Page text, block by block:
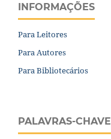
INFORMAÇÕES
Para Leitores
Para Autores
Para Bibliotecários
PALAVRAS-CHAVE